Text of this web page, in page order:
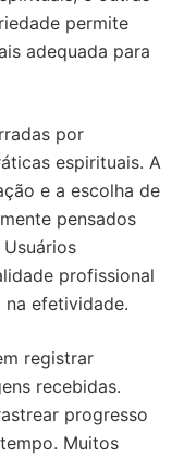
permite
adequada para
por
espirituais. A
e a escolha de
pensados
profissional
efetividade.
registrar
recebidas.
progresso
Muitos